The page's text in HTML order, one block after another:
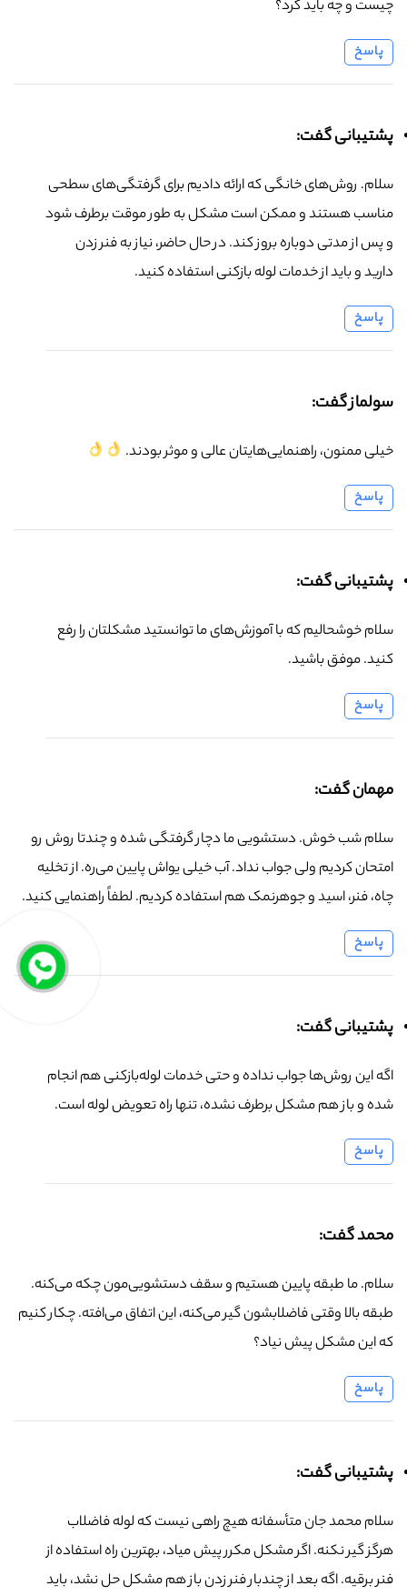
چیست و چه باید کرد؟
پاسخ
پشتیبانی گفت:
سلام. روش‌های خانگی که ارائه دادیم برای گرفتگی‌های سطحی
مناسب هستند و ممکن است مشکل به طور موقت برطرف شود
و پس از مدتی دوباره بروز کند. در حال حاضر، نیاز به فنر زدن
دارید و باید از خدمات لوله بازکنی استفاده کنید.
پاسخ
سولماز گفت:
خیلی ممنون، راهنمایی‌هایتان عالی و موثر بودند.
پاسخ
پشتیبانی گفت:
سلام خوشحالیم که با آموزش‌های ما توانستید مشکلتان را رفع
کنید. موفق باشید.
پاسخ
مهمان گفت:
سلام شب خوش. دستشویی ما دچار گرفتگی شده و چندتا روش رو
امتحان کردیم ولی جواب نداد. آب خیلی یواش پایین می‌ره. از تخلیه
چاه، فنر، اسید و جوهرنمک هم استفاده کردیم. لطفاً راهنمایی کنید.
پاسخ
پشتیبانی گفت:
اگه این روش‌ها جواب نداده و حتی خدمات لوله‌بازکنی هم انجام
شده و باز هم مشکل برطرف نشده، تنها راه تعویض لوله است.
پاسخ
محمد گفت:
سلام. ما طبقه پایین هستیم و سقف دستشویی‌مون چکه می‌کنه.
طبقه بالا وقتی فاضلابشون گیر می‌کنه، این اتفاق می‌افته. چکار کنیم
که این مشکل پیش نیاد؟
پاسخ
پشتیبانی گفت:
سلام محمد جان متأسفانه هیچ راهی نیست که لوله فاضلاب
هرگز گیر نکنه. اگر مشکل مکرر پیش میاد، بهترین راه استفاده از
فنر برقیه. اگه بعد از چندبار فنر زدن باز هم مشکل حل نشد، باید